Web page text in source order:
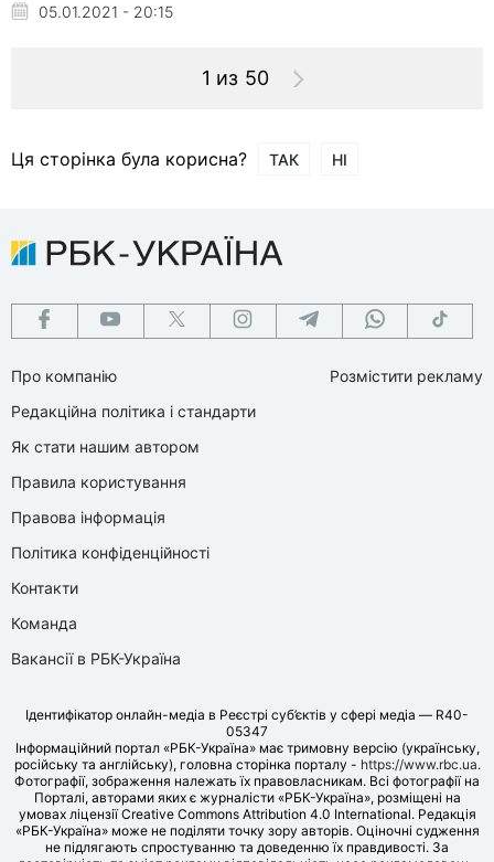
05.01.2021 - 20:15
1 из 50
Ця сторінка була корисна? ТАК НІ
Про компанію
Редакційна політика і стандарти
Як стати нашим автором
Правила користування
Правова інформація
Політика конфіденційності
Контакти
Команда
Вакансії в РБК-Україна
Розмістити рекламу
Ідентифікатор онлайн-медіа в Реєстрі суб’єктів у сфері медіа — R40-
05347
Інформаційний портал «РБК-Україна» має тримовну версію (українську,
російську та англійську), головна сторінка порталу - https://www.rbc.ua.
Фотографії, зображення належать їх правовласникам. Всі фотографії на
Порталі, авторами яких є журналісти «РБК-Україна», розміщені на
умовах ліцензії Creative Commons Attribution 4.0 International. Редакція
«РБК-Україна» може не поділяти точку зору авторів. Оціночні судження
не підлягають спростуванню та доведенню їх правдивості. За